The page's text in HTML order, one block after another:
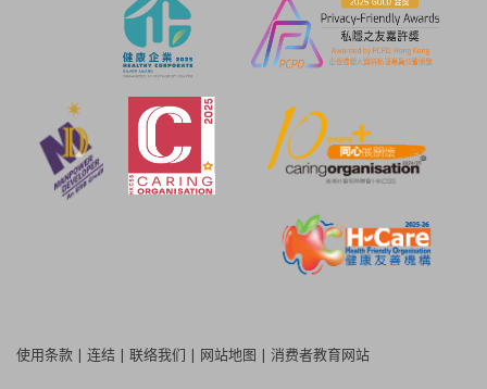
使用条款 | 连结 | 联络我们 | 网站地图 | 消费者教育网站